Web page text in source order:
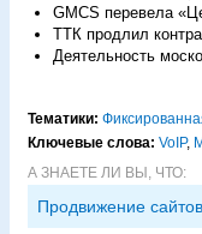
GMCS перевела
ТТК продлил
Деятельность
Тематики:
Ключевые слова: VoIP,
А ЗНАЕТЕ ЛИ ВЫ, ЧТО:
Продвижение